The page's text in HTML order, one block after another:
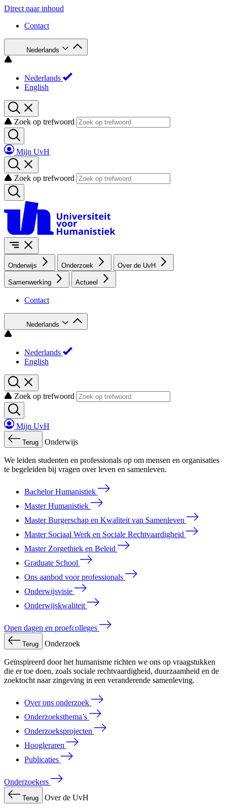
Direct naar inhoud
Contact
Nederlands
Nederlands
English
Zoek op trefwoord
Mijn UvH
Zoek op trefwoord
Onderwijs Onderzoek Over de UvH
Samenwerking Actueel
Contact
Nederlands
Nederlands
English
Zoek op trefwoord
Mijn UvH
Terug Onderwijs
We leiden studenten en professionals op om mensen en organisaties
te begeleiden bij vragen over leven en samenleven.
Bachelor Humanistiek
Master Humanistiek
Master Burgerschap en Kwaliteit van Samenleven
Master Sociaal Werk en Sociale Rechtvaardigheid
Master Zorgethiek en Beleid
Graduate School
Ons aanbod voor professionals
Onderwijsvisie
Onderwijskwaliteit
Open dagen en proefcolleges
Terug Onderzoek
Geïnspireerd door het humanisme richten we ons op vraagstukken
die er toe doen, zoals sociale rechtvaardigheid, duurzaamheid en de
zoektocht naar zingeving in een veranderende samenleving.
Over ons onderzoek
Onderzoeksthema’s
Onderzoeksprojecten
Hoogleraren
Publicaties
Onderzoekers
Terug Over de UvH